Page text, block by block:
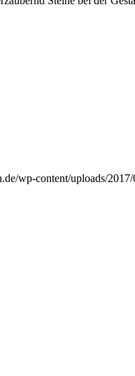
wp-content/uploads/